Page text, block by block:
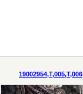
19002954,T,005,T,006